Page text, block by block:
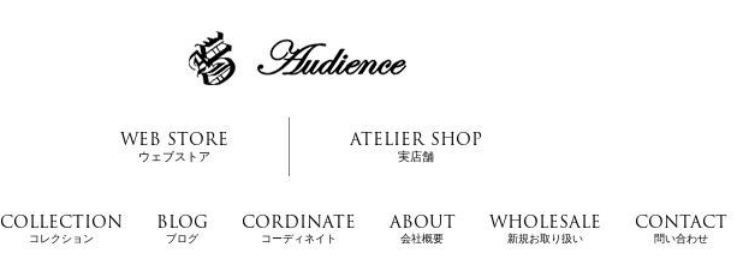
WEB STORE
ウェブストア
ATELIER SHOP
実店舗
COLLECTION
コレクション
BLOG
ブログ
CORDINATE
コーディネイト
ABOUT
会社概要
WHOLESALE
新規お取り扱い
CONTACT
問い合わせ